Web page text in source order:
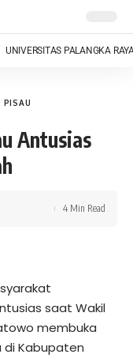
UNIVERSITAS PALANGKA
PISAU
Antusias
4 Min Read
saat Wakil
membuka
di Kabupaten